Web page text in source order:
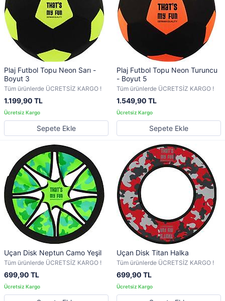
Plaj Futbol Topu Neon Sarı -
Boyut 3
Tüm ürünlerde ÜCRETSİZ KARGO !
1.199,90 TL
Sepete Ekle
Plaj Futbol Topu Neon Turuncu
- Boyut 5
Tüm ürünlerde ÜCRETSİZ KARGO !
1.549,90 TL
Sepete Ekle
Uçan Disk Neptun Camo Yeşil
Tüm ürünlerde ÜCRETSİZ KARGO !
699,90 TL
Uçan Disk Titan Halka
Tüm ürünlerde ÜCRETSİZ KARGO !
699,90 TL